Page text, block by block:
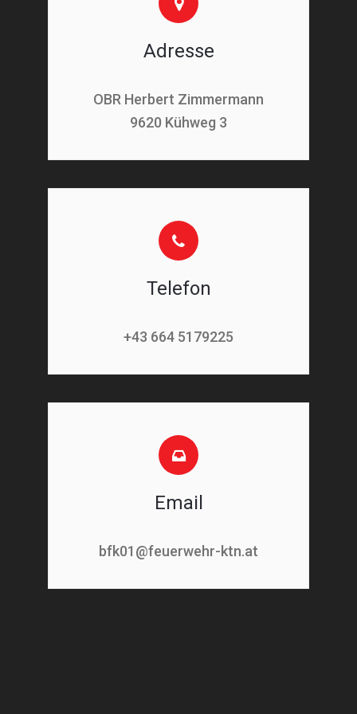
Adresse
OBR Herbert Zimmermann
9620 Kühweg 3
Telefon
+43 664 5179225
Email
bfk01@feuerwehr-ktn.at